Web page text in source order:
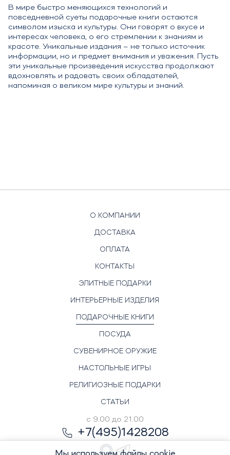
В мире быстро меняющихся технологий и
повседневной суеты подарочные книги остаются
символом изыска и культуры. Они говорят о вкусе и
интересах человека, о его стремлении к знаниям и
красоте. Уникальные издания – не только источник
информации, но и предмет внимания и уважения. Пусть
эти уникальные произведения искусства продолжают
вдохновлять и радовать своих обладателей,
напоминая о великом мире культуры и знаний.
О КОМПАНИИ
ДОСТАВКА
ОПЛАТА
КОНТАКТЫ
ЭЛИТНЫЕ ПОДАРКИ
ИНТЕРЬЕРНЫЕ ИЗДЕЛИЯ
ПОДАРОЧНЫЕ КНИГИ
ПОСУДА
СУВЕНИРНОЕ ОРУЖИЕ
НАСТОЛЬНЫЕ ИГРЫ
РЕЛИГИОЗНЫЕ ПОДАРКИ
СТАТЬИ
с 9.00 до 21.00
+7(495)1428208